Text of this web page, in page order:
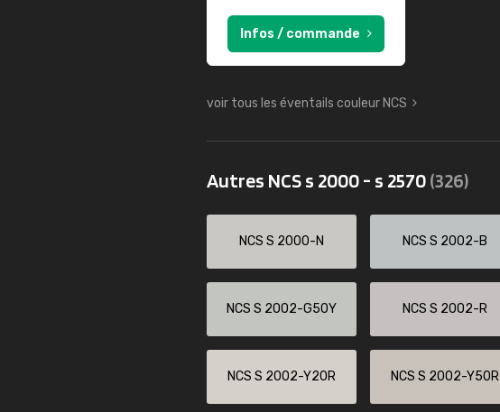
Infos / commande
voir tous les éventails couleur NCS
Autres NCS s 2000 - s 2570(326)
NCS S 2000-N NCS S 2002-B
NCS S 2002-G50Y NCS S 2002-R
NCS S 2002-Y20R NCS S 2002-Y50R